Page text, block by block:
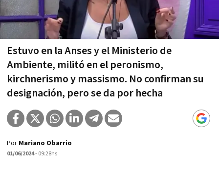
Estuvo en la Anses y el Ministerio de
Ambiente, militó en el peronismo,
kirchnerismo y massismo. No confirman su
designación, pero se da por hecha
Por Mariano Obarrio
01/06/2024- 09:28hs